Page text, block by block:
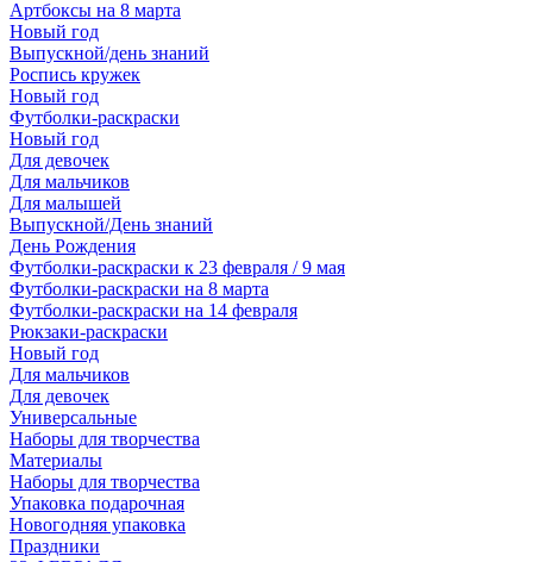
Артбоксы на 8 марта
Новый год
Выпускной/день знаний
Роспись кружек
Новый год
Футболки-раскраски
Новый год
Для девочек
Для мальчиков
Для малышей
Выпускной/День знаний
День Рождения
Футболки-раскраски к 23 февраля / 9 мая
Футболки-раскраски на 8 марта
Футболки-раскраски на 14 февраля
Рюкзаки-раскраски
Новый год
Для мальчиков
Для девочек
Универсальные
Наборы для творчества
Материалы
Наборы для творчества
Упаковка подарочная
Новогодняя упаковка
Праздники